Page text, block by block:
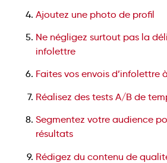
Ajoutez une photo de profil
Ne négligez surtout pas la
infolettre
Faites vos envois d’infolettre
Réalisez des tests A/B de
Segmentez votre audience
résultats
Rédigez du contenu de